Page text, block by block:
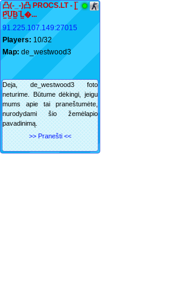
凸(-_-)凸 PROCS.LT - |͇̿
P͇̿U͇̿B͇ ̿L͇�...
91.225.107.149:27015
Players: 10/32
Map: de_westwood3
Deja, de_westwood3 foto
neturime. Būtume dėkingi, jeigu
mums apie tai praneštumėte,
nurodydami šio žemėlapio
pavadinimą.
>> Pranešti <<